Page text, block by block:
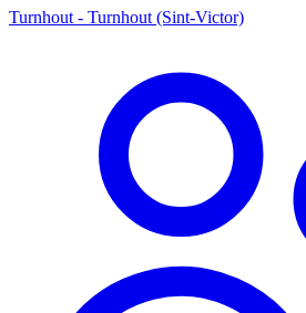
Turnhout - Turnhout (Sint-Victor)